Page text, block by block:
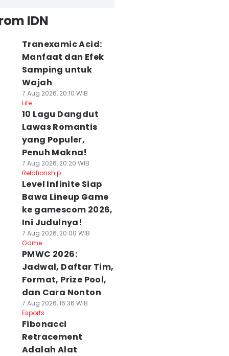
IDN
Tranexamic Acid:
Manfaat dan Efek
Samping untuk
Wajah
7 Aug 2026, 20:10 WIB
Life
10 Lagu Dangdut
Lawas Romantis
yang Populer,
Penuh Makna!
7 Aug 2026, 20:20 WIB
Relationship
Level Infinite Siap
Bawa Lineup Game
ke gamescom 2026,
Ini Judulnya!
7 Aug 2026, 20:00 WIB
Game
PMWC 2026:
Jadwal, Daftar Tim,
Format, Prize Pool,
dan Cara Nonton
7 Aug 2026, 16:36 WIB
Esports
Fibonacci
Retracement
Adalah Alat